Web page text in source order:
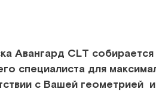
Авангард CLT
специалиста для
с Вашей геометрией